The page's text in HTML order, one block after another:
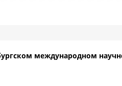
международном